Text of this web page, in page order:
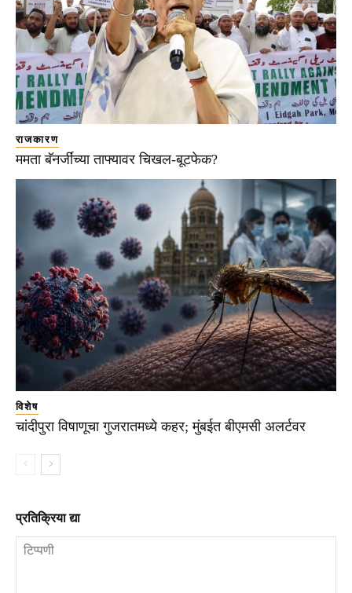
राजकारण
ममता बॅनर्जींच्या ताफ्यावर चिखल-बूटफेक?
विशेष
चांदीपुरा विषाणूचा गुजरातमध्ये कहर; मुंबईत बीएमसी अलर्टवर
प्रतिक्रिया द्या